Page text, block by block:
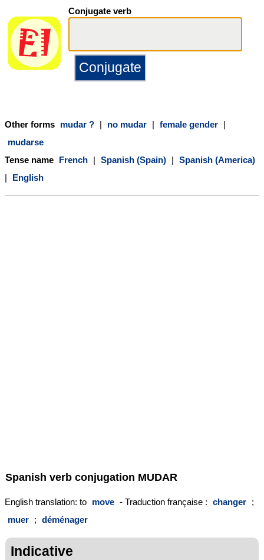
Conjugate verb
Other forms mudar ? | no mudar | female gender |
mudarse
Tense name French | Spanish (Spain) | Spanish (America)
|
English
Spanish verb conjugation MUDAR
English translation: to move - Traduction française : changer ;
muer ; déménager
Indicative